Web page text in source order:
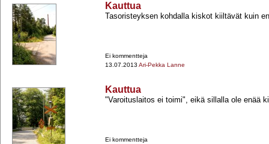
Kauttua
Tasoristeyksen kohdalla kiskot kiiltävät kuin
Ei kommentteja
13.07.2013 Ari-Pekka Lanne
Kauttua
"Varoituslaitos ei toimi", eikä sillalla ole enää
Ei kommentteja